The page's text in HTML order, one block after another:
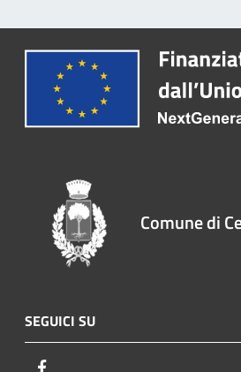
Comune di
SEGUICI SU